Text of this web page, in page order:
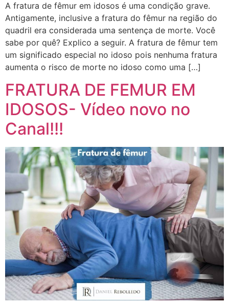
A fratura de fêmur em idosos é uma condição grave.
Antigamente, inclusive a fratura do fêmur na região do
quadril era considerada uma sentença de morte. Você
sabe por quê? Explico a seguir. A fratura de fêmur tem
um significado especial no idoso pois nenhuma fratura
aumenta o risco de morte no idoso como uma […]
FRATURA DE FEMUR EM
IDOSOS- Vídeo novo no
Canal!!!